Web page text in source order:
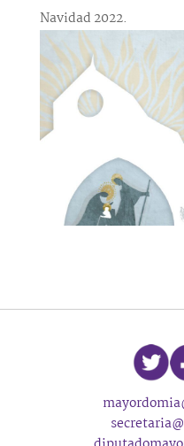
Navidad 2022.